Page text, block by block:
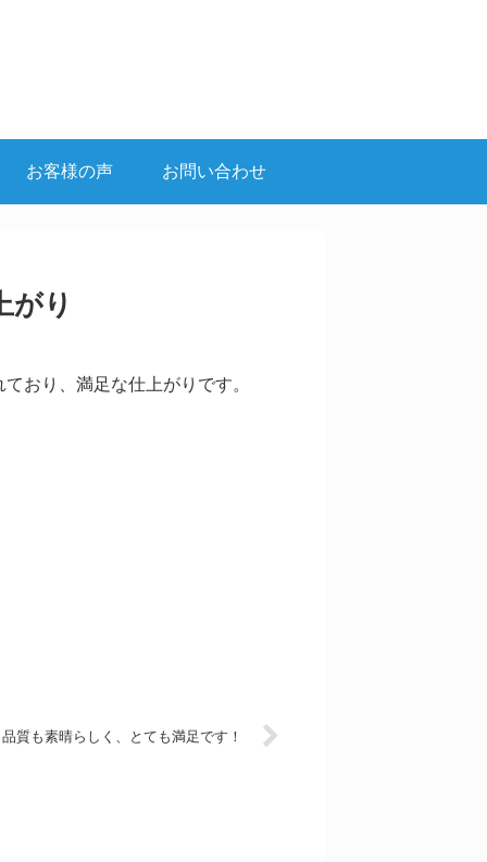
お客様の声 お問い合わせ
がり
おり、満足な仕上がりです。
質も素晴らしく、とても満足です！